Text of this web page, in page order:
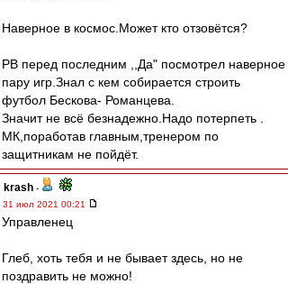
Наверное в космос.Может кто отзовётся?
РВ перед последним ,,Да" посмотрел наверное
пару игр.Знал с кем собирается строить
футбол Бескова- Романцева.
Значит не всё безнадежно.Надо потерпеть .
МК,поработав главным,тренером по
защитникам не пойдёт.
krash -
31 июл 2021 00:21
Управленец
Глеб, хоть тебя и не бывает здесь, но не
поздравить не можно!